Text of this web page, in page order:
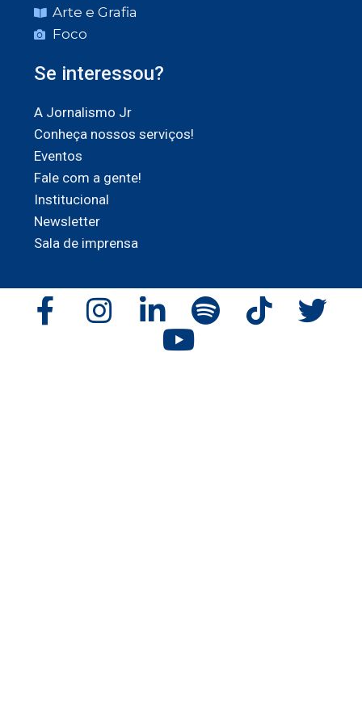
Arte e Grafia
Foco
Se interessou?
A Jornalismo Jr
Conheça nossos serviços!
Eventos
Fale com a gente!
Institucional
Newsletter
Sala de imprensa